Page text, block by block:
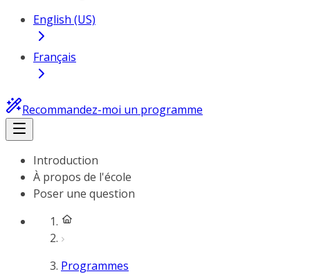
English (US)
Français
Recommandez-moi un programme
Introduction
À propos de l'école
Poser une question
Programmes